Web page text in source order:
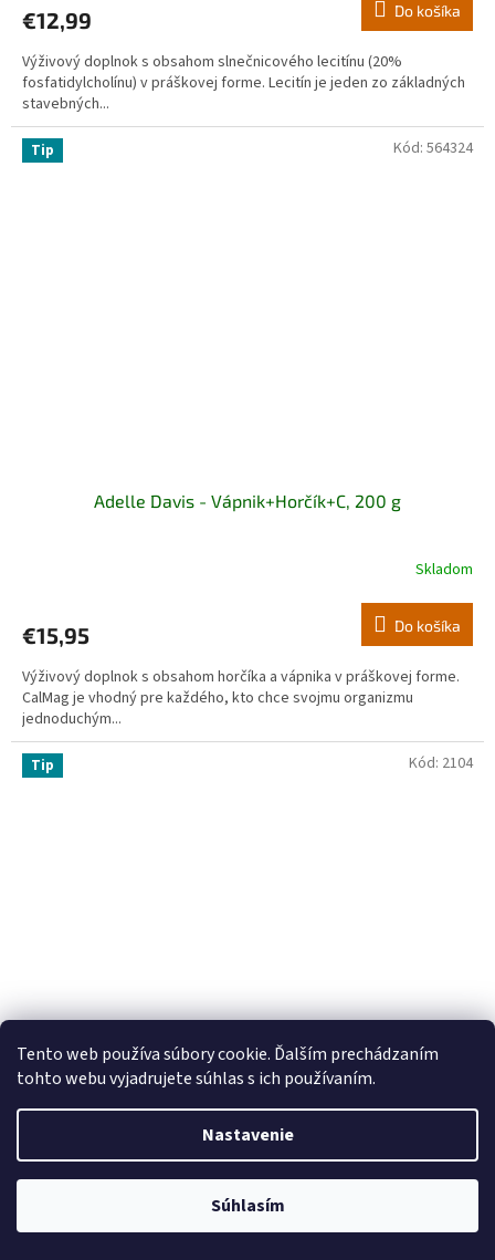
Tento web používa súbory cookie. Ďalším prechádzaním
tohto webu vyjadrujete súhlas s ich používaním.
Nastavenie
Súhlasím
€12,99 Do košíka
Výživový doplnok s obsahom slnečnicového lecitínu (20%
fosfatidylcholínu) v práškovej forme. Lecitín je jeden zo základných
stavebných...
Tip
Adelle Davis - Vápnik+Horčík+C, 200 g
Skladom
€15,95 Do košíka
Výživový doplnok s obsahom horčíka a vápnika v práškovej forme.
CalMag je vhodný pre každého, kto chce svojmu organizmu
jednoduchým...
Kód: 564324
Tip
Adelle Davis - Vitamín A+D3 (10.000+400 IU), 60 tabliet
Skladom
Kód: 2104